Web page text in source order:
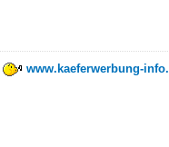
www.kaeferwerbung-